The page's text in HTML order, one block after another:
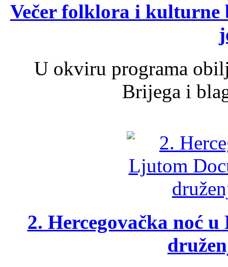
Večer folklora i kulturne
U okviru programa
Brijega i
2. Hercegovačka noć